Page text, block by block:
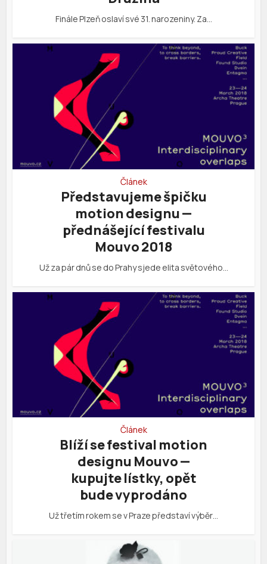
Finále Plzeň oslaví své 31. narozeniny. Za…
Článek
Představujeme špičku
motion designu —
přednášející festivalu
Mouvo 2018
Už za pár dnů se do Prahy sjede elita světového…
Článek
Blíží se festival motion
designu Mouvo —
kupujte lístky, opět
bude vyprodáno
Už třetím rokem se v Praze představí výběr…